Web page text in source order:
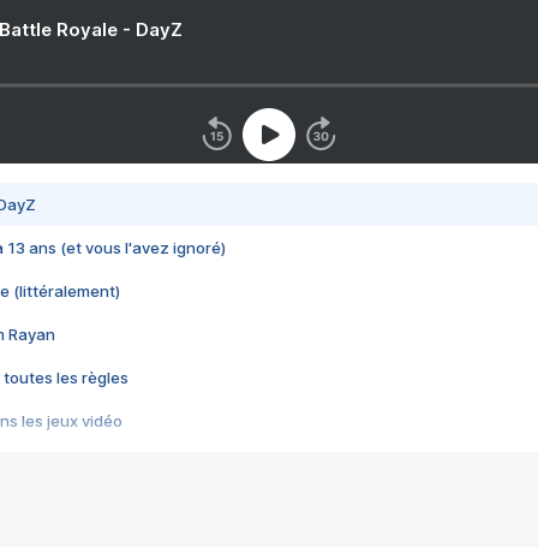
Royale - DayZ
13 ans (et vous l'avez ignoré)
(littéralement)
Rayan
toutes les règles
les jeux vidéo